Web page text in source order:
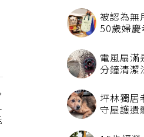
最新文章
睡眠不
方法
吃飯時
才要禁
發表上